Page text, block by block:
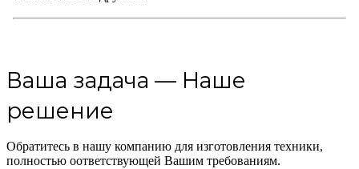
Ваша задача — Наше
решение
Обратитесь в нашу компанию для изготовления техники,
полностью оответствующей Вашим требованиям.